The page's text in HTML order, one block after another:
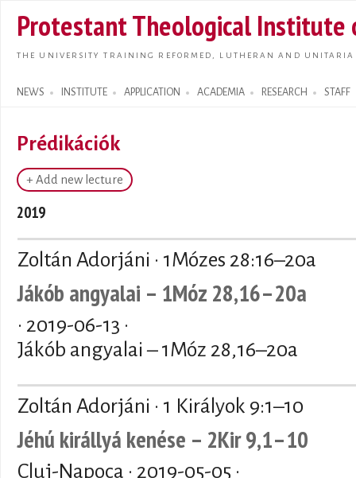
main
Protestant Theological Institute
THE UNIVERSITY TRAINING REFORMED, LUTHERAN AND
NEWS INSTITUTE APPLICATION ACADEMIA RESEARCH STAFF
Search form
Prédikációk
+ Add new lecture
2019
Zoltán Adorjáni · 1Mózes 28:16–20a
Jákób angyalai – 1Móz 28,16–20a
· 2019-06-13 ·
Jákób angyalai – 1Móz 28,16–20a
Zoltán Adorjáni · 1 Királyok 9:1–10
Jéhú királlyá kenése – 2Kir 9,1–10
Cluj-Napoca · 2019-05-05 ·